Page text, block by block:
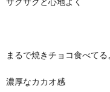
まるで焼きチョコ食べてる
濃厚なカカオ感